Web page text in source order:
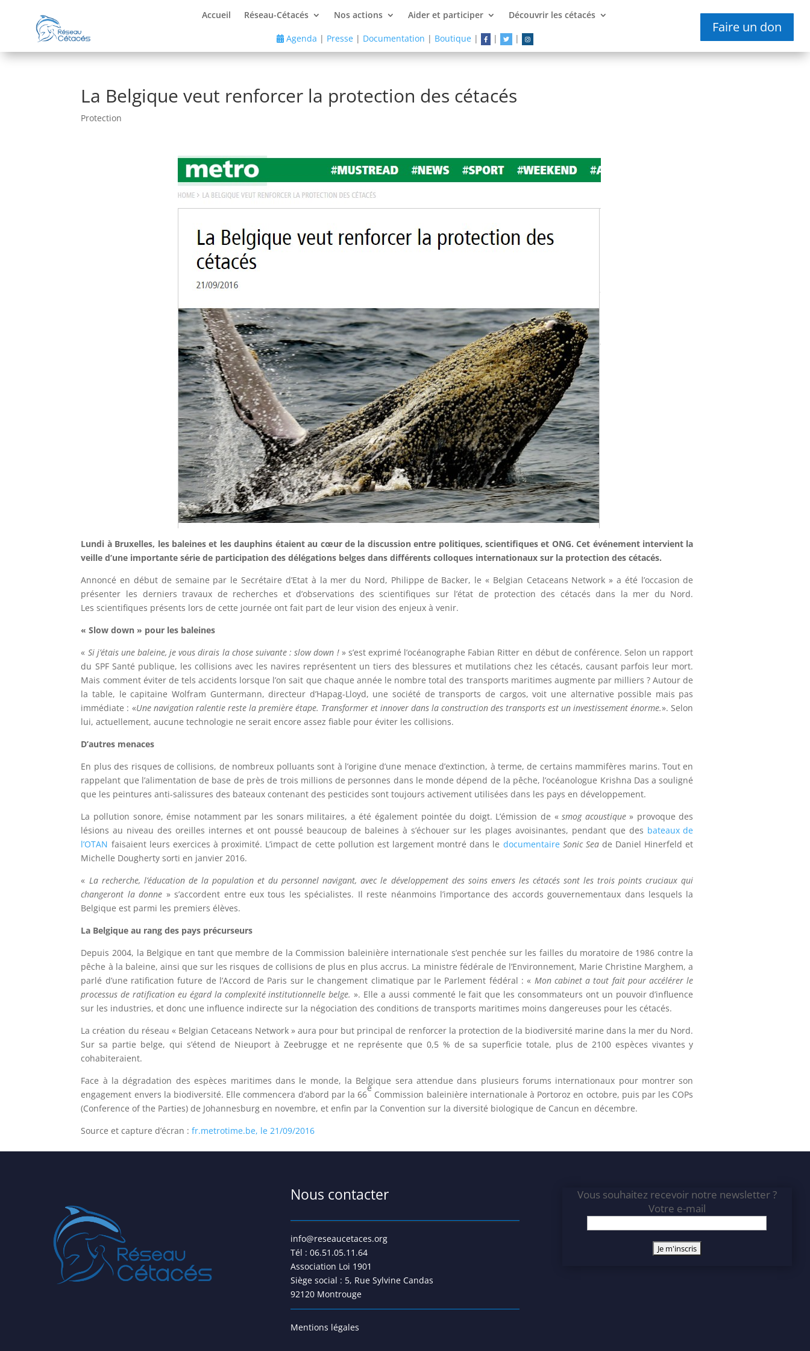
Accueil Réseau-Cétacés Nos actions Aider et participer Découvrir les cétacés
Agenda | Presse| Documentation | Boutique| | |
Faire un don
La Belgique veut renforcer la protection des cétacés
Protection
Lundi à Bruxelles, les baleines et les dauphins étaient au cœur de la discussion entre politiques, scientifiques et ONG. Cet événement intervient la
veille d’une importante série de participation des délégations belges dans différents colloques internationaux sur la protection des cétacés.
Annoncé en début de semaine par le Secrétaire d’Etat à la mer du Nord, Philippe de Backer, le « Belgian Cetaceans Network » a été l’occasion de
présenter les derniers travaux de recherches et d’observations des scientifiques sur l’état de protection des cétacés dans la mer du Nord.
Les scientifiques présents lors de cette journée ont fait part de leur vision des enjeux à venir.
« Slow down » pour les baleines
« Si j’étais une baleine, je vous dirais la chose suivante : slow down ! » s’est exprimé l’océanographe Fabian Ritter en début de conférence. Selon un rapport
du SPF Santé publique, les collisions avec les navires représentent un tiers des blessures et mutilations chez les cétacés, causant parfois leur mort.
Mais comment éviter de tels accidents lorsque l’on sait que chaque année le nombre total des transports maritimes augmente par milliers ? Autour de
la table, le capitaine Wolfram Guntermann, directeur d’Hapag-Lloyd, une société de transports de cargos, voit une alternative possible mais pas
immédiate : «Une navigation ralentie reste la première étape. Transformer et innover dans la construction des transports est un investissement énorme.». Selon
lui, actuellement, aucune technologie ne serait encore assez fiable pour éviter les collisions.
D’autres menaces
En plus des risques de collisions, de nombreux polluants sont à l’origine d’une menace d’extinction, à terme, de certains mammifères marins. Tout en
rappelant que l’alimentation de base de près de trois millions de personnes dans le monde dépend de la pêche, l’océanologue Krishna Das a souligné
que les peintures anti-salissures des bateaux contenant des pesticides sont toujours activement utilisées dans les pays en développement.
La pollution sonore, émise notamment par les sonars militaires, a été également pointée du doigt. L’émission de «smog acoustique» provoque des
lésions au niveau des oreilles internes et ont poussé beaucoup de baleines à s’échouer sur les plages avoisinantes, pendant que des bateaux de
l’OTAN faisaient leurs exercices à proximité. L’impact de cette pollution est largement montré dans le documentaire Sonic Seade Daniel Hinerfeld et
Michelle Dougherty sorti en janvier 2016.
« La recherche, l’éducation de la population et du personnel navigant, avec le développement des soins envers les cétacés sont les trois points cruciaux qui
changeront la donne » s’accordent entre eux tous les spécialistes. Il reste néanmoins l’importance des accords gouvernementaux dans lesquels la
Belgique est parmi les premiers élèves.
La Belgique au rang des pays précurseurs
Depuis 2004, la Belgique en tant que membre de la Commission baleinière internationale s’est penchée sur les failles du moratoire de 1986 contre la
pêche à la baleine, ainsi que sur les risques de collisions de plus en plus accrus. La ministre fédérale de l’Environnement, Marie Christine Marghem, a
parlé d’une ratification future de l’Accord de Paris sur le changement climatique par le Parlement fédéral : « Mon cabinet a tout fait pour accélérer le
processus de ratification eu égard la complexité institutionnelle belge. ». Elle a aussi commenté le fait que les consommateurs ont un pouvoir d’influence
sur les industries, et donc une influence indirecte sur la négociation des conditions de transports maritimes moins dangereuses pour les cétacés.
La création du réseau « Belgian Cetaceans Network » aura pour but principal de renforcer la protection de la biodiversité marine dans la mer du Nord.
Sur sa partie belge, qui s’étend de Nieuport à Zeebrugge et ne représente que 0,5 % de sa superficie totale, plus de 2100 espèces vivantes y
cohabiteraient.
Face à la dégradation des espèces maritimes dans le monde, la Belgique sera attendue dans plusieurs forums internationaux pour montrer son
engagement envers la biodiversité. Elle commencera d’abord par la 66
e
Commission baleinière internationale à Portoroz en octobre, puis par les COPs
(Conference of the Parties) de Johannesburg en novembre, et enfin par la Convention sur la diversité biologique de Cancun en décembre.
Source et capture d’écran :fr.metrotime.be, le 21/09/2016
Nous contacter
info@reseaucetaces.org
Tél : 06.51.05.11.64
Association Loi 1901
Siège social : 5, Rue Sylvine Candas
92120 Montrouge
Mentions légales
Vous souhaitez recevoir notre newsletter ?
Votre e-mail